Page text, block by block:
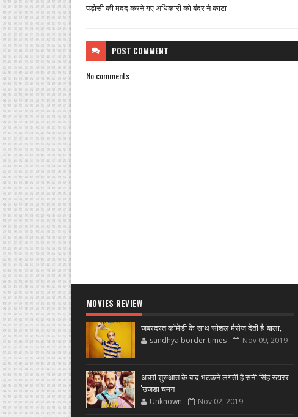
पड़ोसी की मदद करने गए अधिकारी को बंदर ने काटा
POST COMMENT
No comments
MOVIES REVIEW
जबरदस्त कॉमेडी के साथ सोशल मैसेज देती है 'बाला,
sandhya border times Nov 09, 2019
अच्छी शुरुआत के बाद भटकने लगती है सनी सिंह स्टारर
'उजडा चमन
Unknown Nov 02, 2019